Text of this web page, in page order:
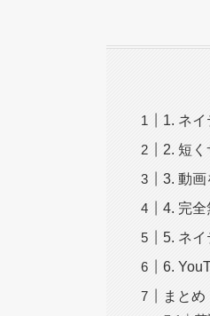
1. ネ
2. 短
3. 動
4. 完
5. ネ
6.
まと